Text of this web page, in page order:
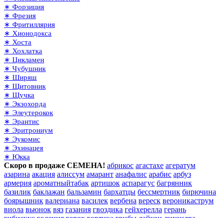
∗ Форзиция
∗ Фрезия
∗ Фритиллярия
∗ Хионодокса
∗ Хоста
∗ Хохлатка
∗ Цикламен
∗ Чубушник
∗ Ширяш
∗ Щитовник
∗ Щучка
∗ Экзохорда
∗ Элеутерокок
∗ Эрантис
∗ Эритрониум
∗ Эукомис
∗ Эхинацея
∗ Юкка
Скоро в продаже СЕМЕНА! абрикос агастахе агератум
азарина акация алиссум амарант анафалис арабис арбуз
армерия ароматныйтабак артишок аспарагус багрянник
базилик баклажан бальзамин бархатцы бессмертник бирючина
боярышник валериана василек вербена вереск вероникаструм
виола вьюнок вяз газания гвоздика гейхерелла герань